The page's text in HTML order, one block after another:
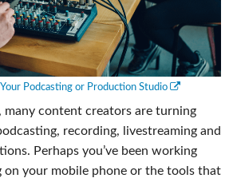
Podcasting or Production Studio
many content creators are turning
recording, livestreaming and
Perhaps you’ve been working
on your mobile phone or the tools that